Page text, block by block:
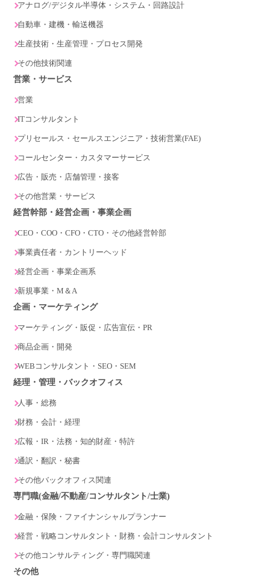
アナログ/デジタル半導体・システム・回路設計
自動車・建機・輸送機器
生産技術・生産管理・プロセス開発
その他技術関連
営業・サービス
営業
ITコンサルタント
プリセールス・セールスエンジニア・技術営業(FAE)
コールセンター・カスタマーサービス
広告・販売・店舗管理・接客
その他営業・サービス
経営幹部・経営企画・事業企画
CEO・COO・CFO・CTO・その他経営幹部
事業責任者・カントリーヘッド
経営企画・事業企画系
新規事業・M＆A
企画・マーケティング
マーケティング・販促・広告宣伝・PR
商品企画・開発
WEBコンサルタント・SEO・SEM
経理・管理・バックオフィス
人事・総務
財務・会計・経理
広報・IR・法務・知的財産・特許
通訳・翻訳・秘書
その他バックオフィス関連
専門職(金融/不動産/コンサルタント/士業)
金融・保険・ファイナンシャルプランナー
経営・戦略コンサルタント・財務・会計コンサルタント
その他コンサルティング・専門職関連
その他